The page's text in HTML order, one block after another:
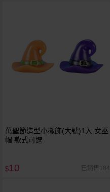
萬聖節造型小擺飾(大號)1入 女巫
帽 款式可選
$10 已銷售184